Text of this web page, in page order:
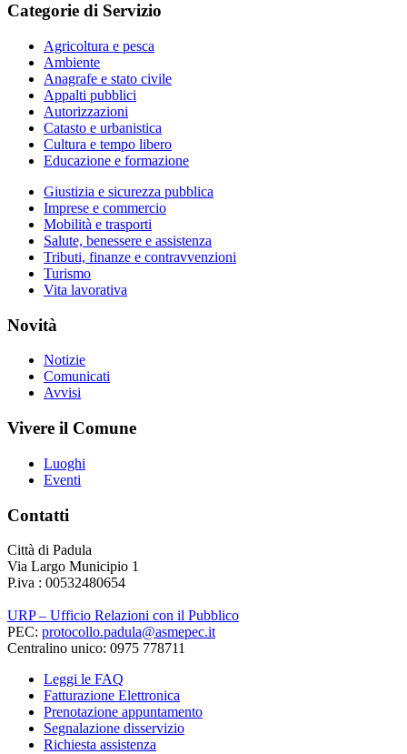
Categorie di Servizio
Agricoltura e pesca
Ambiente
Anagrafe e stato civile
Appalti pubblici
Autorizzazioni
Catasto e urbanistica
Cultura e tempo libero
Educazione e formazione
Giustizia e sicurezza pubblica
Imprese e commercio
Mobilità e trasporti
Salute, benessere e assistenza
Tributi, finanze e contravvenzioni
Turismo
Vita lavorativa
Novità
Notizie
Comunicati
Avvisi
Vivere il Comune
Luoghi
Eventi
Contatti
Città di Padula
Via Largo Municipio 1
P.iva : 00532480654
URP – Ufficio Relazioni con il Pubblico
PEC: protocollo.padula@asmepec.it
Centralino unico: 0975 778711
Leggi le FAQ
Fatturazione Elettronica
Prenotazione appuntamento
Segnalazione disservizio
Richiesta assistenza